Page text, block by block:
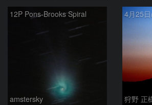
12P Pons-Brooks Spiral
amstersky 狩野 正